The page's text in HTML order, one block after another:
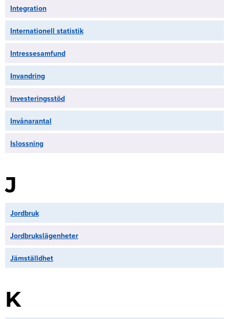
Integration
Internationell statistik
Intressesamfund
Invandring
Investeringsstöd
Invånarantal
Islossning
J
Jordbruk
Jordbrukslägenheter
Jämställdhet
K